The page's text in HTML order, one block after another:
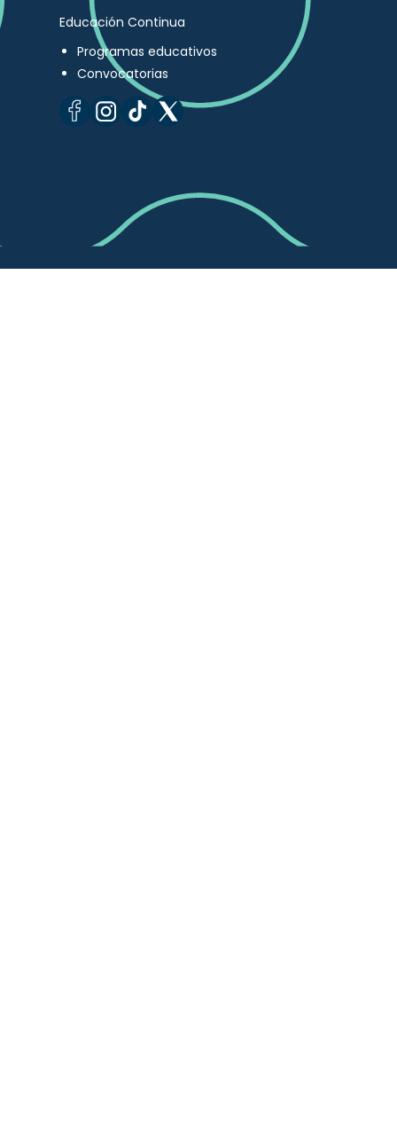
Educación Continua
Programas educativos
Convocatorias